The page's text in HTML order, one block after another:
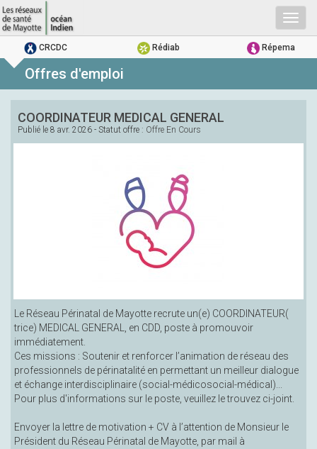
CRCDC Rédiab Répema
Offres d'emploi
COORDINATEUR MEDICAL GENERAL
Publié le 8 avr. 2026 - Statut offre : Offre En Cours
Le Réseau Périnatal de Mayotte recrute un(e) COORDINATEUR(
trice) MEDICAL GENERAL, en CDD, poste à promouvoir
immédiatement.
Ces missions : Soutenir et renforcer l’animation de réseau des
professionnels de périnatalité en permettant un meilleur dialogue
et échange interdisciplinaire (social-médicosocial-médical)...
Pour plus d'informations sur le poste, veuillez le trouvez ci-joint.
Envoyer la lettre de motivation + CV à l’attention de Monsieur le
Président du Réseau Périnatal de Mayotte, par mail à